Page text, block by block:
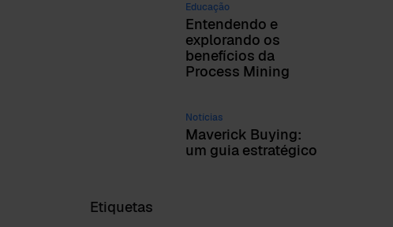
Educação
Entendendo e
explorando os
benefícios da
Process Mining
Notícias
Maverick Buying:
um guia estratégico
Etiquetas